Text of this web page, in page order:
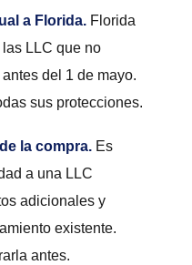
a Florida. Florida
LLC que no
del 1 de mayo.
sus protecciones.
la compra. Es
a una LLC
adicionales y
existente.
antes.